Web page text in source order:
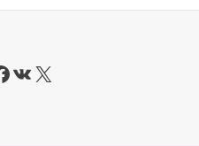
ВКонтакте
X